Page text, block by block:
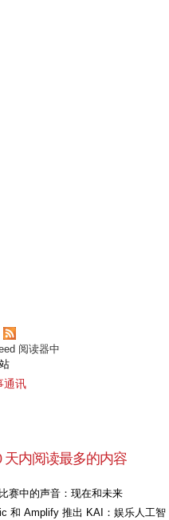
阅读器中
通讯
天内阅读最多的内容
赛中的声音：现在和未来
和 Amplify 推出 KAI：娱乐人工智